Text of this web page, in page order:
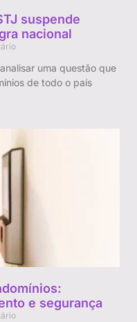
suspende
nacional
uma questão que
de todo o país
e segurança